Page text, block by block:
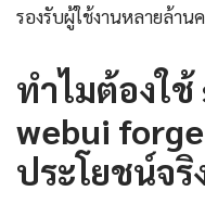
รองรับผู้ใช้งานหลายล้า
ทำไมต้องใ
webui
ประโยชน์จริ